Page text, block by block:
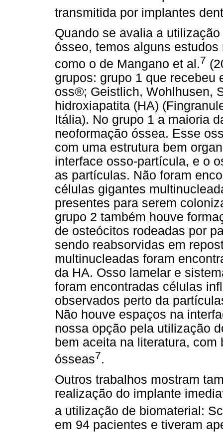
transmitida por implantes
Quando se avalia a
ósseo, temos alguns
como o de Mangano et al.7
grupos: grupo 1 que recebeu
oss®; Geistlich, Wohlhusen,
hidroxiapatita (HA)
Itália). No grupo 1 a maioria
neoformação óssea. Esse
com uma estrutura bem
interface osso-partícula, e o
as partículas. Não foram
células gigantes
presentes para serem
grupo 2 também houve
de osteócitos rodeadas por
sendo reabsorvidas em
multinucleadas foram
da HA. Osso lamelar e
foram encontradas células
observados perto da
Não houve espaços na
nossa opção pela utilização
bem aceita na literatura, com
ósseas7.
Outros trabalhos mostram
realização do implante
a utilização de biomaterial:
em 94 pacientes e tiveram